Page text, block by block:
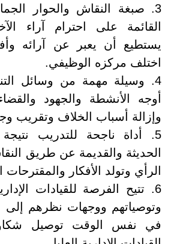
3. صبغة النقاش والحوار
القائمة على احترام آراء
يستطيع أن يعبر عن آرائه
اختلف مركزه الوظيفي.
4. وسيلة مهمة من وسائل
أوجه الأنشطة والجهود
وإزالة أسباب الخلاف وتقريب
5. أداة ناجحة للتدريب
الحديثة والقديمة عن طريق
الرأي وتولد الأفكار والمقترحات
6. تتيح الفرصة للقيادات
وتوصياتهم ووجهات نظرهم إلى
في نفس الوقت توصيل